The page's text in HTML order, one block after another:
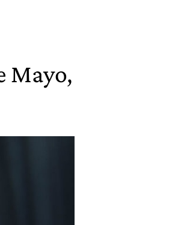
Mayo,